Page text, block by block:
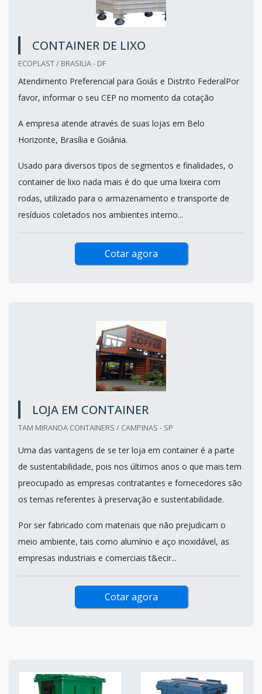
CONTAINER DE LIXO
ECOPLAST / BRASILIA - DF
Atendimento Preferencial para Goiás e Distrito FederalPor
favor, informar o seu CEP no momento da cotação
A empresa atende através de suas lojas em Belo
Horizonte, Brasília e Goiânia.
Usado para diversos tipos de segmentos e finalidades, o
container de lixo nada mais é do que uma lixeira com
rodas, utilizado para o armazenamento e transporte de
resíduos coletados nos ambientes interno...
Cotar agora
LOJA EM CONTAINER
TAM MIRANDA CONTAINERS / CAMPINAS - SP
Uma das vantagens de se ter loja em container é a parte
de sustentabilidade, pois nos últimos anos o que mais tem
preocupado as empresas contratantes e fornecedores são
os temas referentes à preservação e sustentabilidade.
Por ser fabricado com materiais que não prejudicam o
meio ambiente, tais como alumínio e aço inoxidável, as
empresas industriais e comerciais t&ecir...
Cotar agora